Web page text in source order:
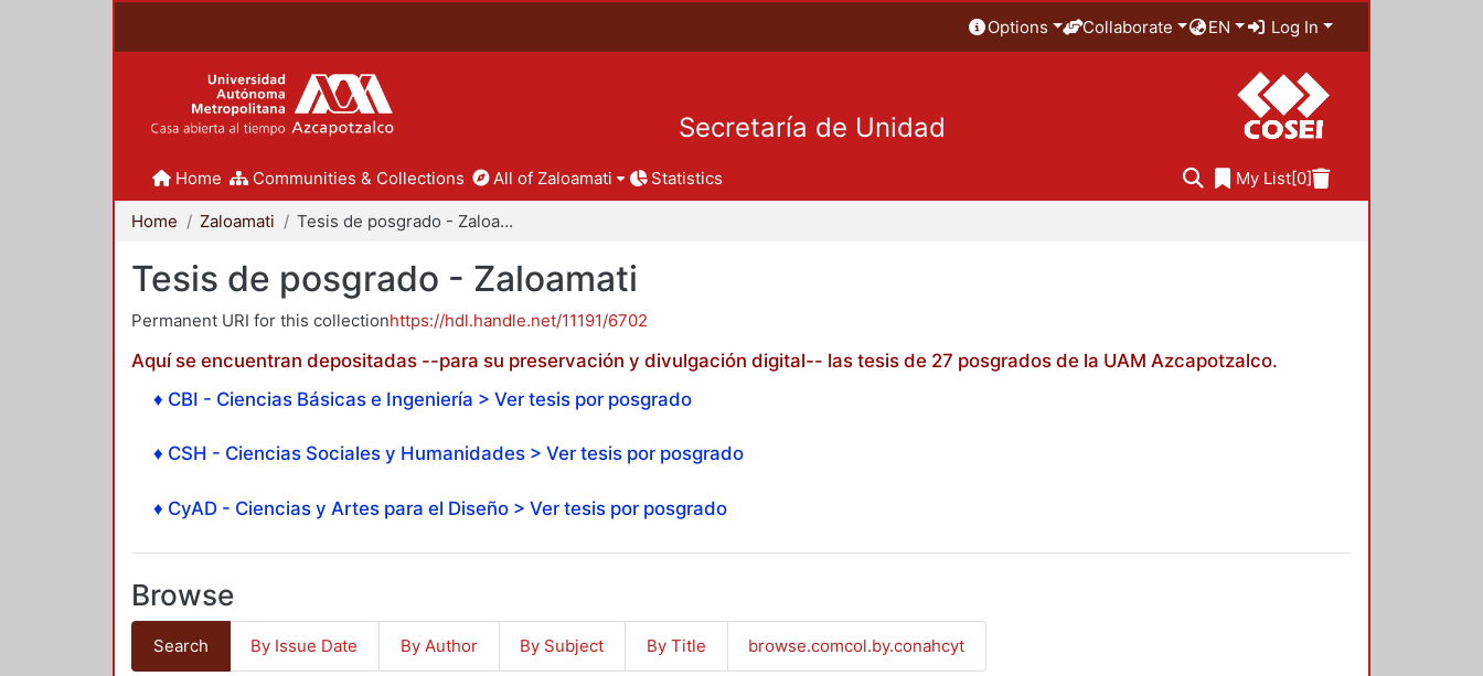
Options Collaborate EN Log In
Secretaría de Unidad
Home Communities & Collections All of Zaloamati Statistics My List[0]
Home Zaloamati Tesis de posgrado - Zaloamati
Tesis de posgrado - Zaloamati
Permanent URI for this collectionhttps://hdl.handle.net/11191/6702
Aquí se encuentran depositadas --para su preservación y divulgación digital-- las tesis de 27 posgrados de la UAM Azcapotzalco.
♦ CBI - Ciencias Básicas e Ingeniería > Ver tesis por posgrado
♦ CSH - Ciencias Sociales y Humanidades > Ver tesis por posgrado
♦ CyAD - Ciencias y Artes para el Diseño > Ver tesis por posgrado
Browse
Search By Issue Date By Author By Subject By Title browse.comcol.by.conahcyt